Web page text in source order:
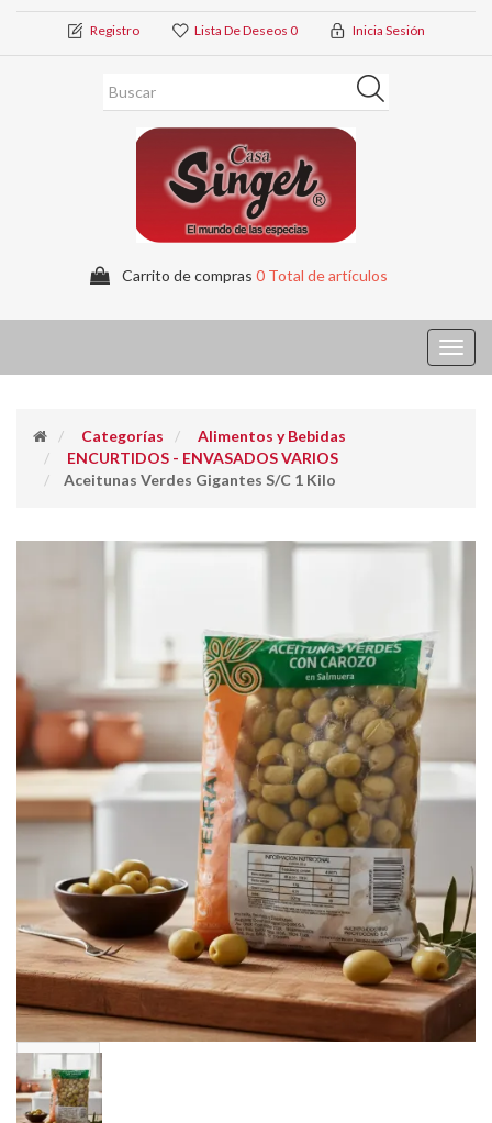
Registro Lista De Deseos 0 Inicia Sesión
Carrito de compras 0 Total de artículos
Categorías
Alimentos y Bebidas
ENCURTIDOS - ENVASADOS VARIOS
Aceitunas Verdes Gigantes S/c 1 Kilo